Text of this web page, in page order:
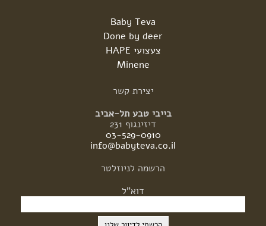
Baby Teva
Done by deer
צעצועי HAPE
Minene
יצירת קשר
בייבי טבע תל-אביב
דיזינגוף 231
03-529-0910
info@babyteva.co.il
הרשמה לניוזלטר
דוא"ל